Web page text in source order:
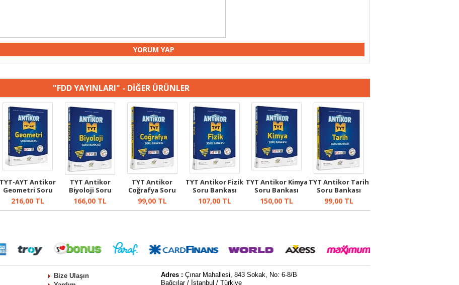
"FDD YAYINLARI" - DİĞER ÜRÜNLER
TYT-AYT Antikor
Geometri Soru
Bankası
216,00 TL
TYT Antikor
Biyoloji Soru
Bankası
166,00 TL
TYT Antikor
Coğrafya Soru
Bankası
99,00TL
TYT Antikor Fizik
Soru Bankası
107,00TL
TYT Antikor Kimya
Soru Bankası
150,00 TL
TYT Antikor Tarih
Soru Bankası
99,00 TL
Bize Ulaşın
Adres :Çınar Mahallesi, 843 Sokak, No: 6-8/B
Bağcılar / İstanbul / Türkiye